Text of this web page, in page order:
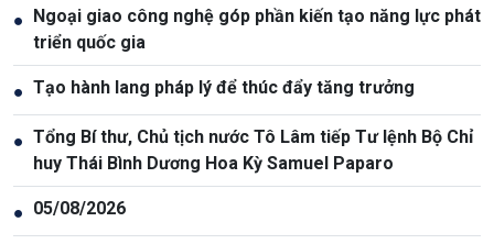
● Ngoại giao công nghệ góp phần kiến tạo năng lực phát
triển quốc gia
● Tạo hành lang pháp lý để thúc đẩy tăng trưởng
● Tổng Bí thư, Chủ tịch nước Tô Lâm tiếp Tư lệnh Bộ Chỉ
huy Thái Bình Dương Hoa Kỳ Samuel Paparo
● 05/08/2026